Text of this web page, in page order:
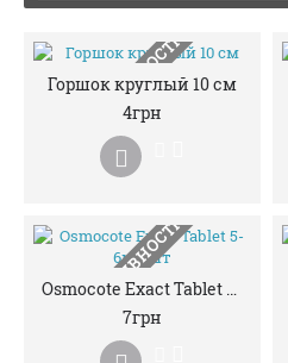
НЕМАЄ В НАЯВНОСТІ
Горшок круглый 10 см
4грн
НЕМАЄ В НАЯВНОСТІ
Osmocote Exact Tablet 5-6м 1 шт
7грн